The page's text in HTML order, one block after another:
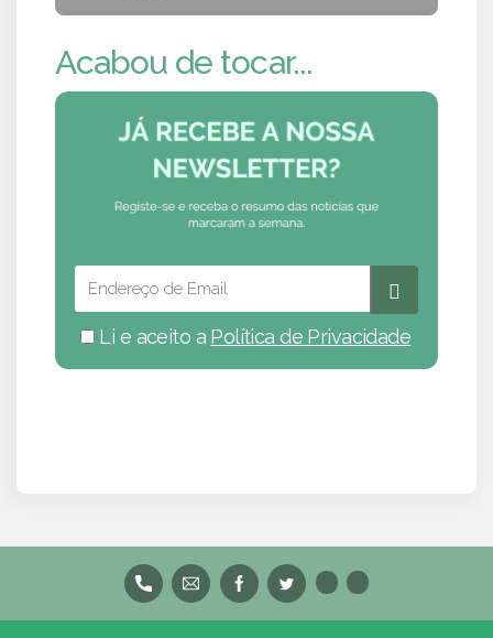
Acabou de tocar...
Li e aceito a Política de Privacidade